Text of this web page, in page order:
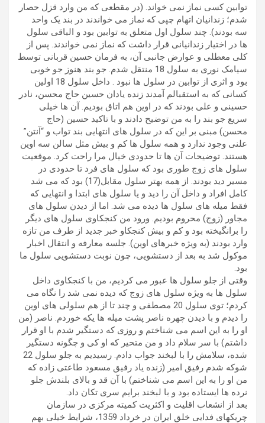
توابین کسی نماز نمی خواند. (در مقطعی که من وارد قزل حصار
شدم؛ زندانیان اتهام چپی که نماز می خواندند در بند یک واحد
سه بودند). چند سلول اول متعلق به توابین بود و الباقی سلول
ها در اختیار زندانیانی قرار داشت که نماز نمی خواندند. پس از
کلی معطلی و عوارض جانبی آن، به فرمان حسین قربانی توسط
سیامک نوری به سلول 18 منتقل شدم. جو بند هنوز جو خوبی
بود و اثری از توابین در سلول ها نبود . داخل سلول 18 اولین
کسانی که به استقبالم آمدند زنده یادان حسین حاج محسن، نادر
حسینی و علی بودند که در اوین هم اتاق بودیم. آن ها خیلی
سریع جو بند را به من توضیح دادند و با تاکید حسین (حاج
محسن) مبنی بر این که در سلول های انتهایی بند تواب و “آنتن”
علنی وجود ندارد و همه سلول ها کم و بیش مثل سالن سه اوین
هستند. توضیحات آن ها تا حدودی خیال مرا راحت کرد. موقعیت
سلول های زوج طوری بود که سلول های فرد تا حدودی در
مسیر دید بودند. از همه بهتر سلول مقابل(17) بود که می شد
کامل افراد و داخل آن را دید و یا سلول های ابتدا و انتهایی که
فقط میله های سلول ها دیده می شد. اما از دیدن سلول های
مجاور (زوج) محروم بودیم. ورود من کنجکاوی سلول های دیگر
را برانگیخته بود و کم و بیش کنجکاو خبر جدید از طرف من تازه
وارد بودند (به ویژه خبرهای اوین). جلسه معارفه و انتقال اخبار
موکول شد به بعد از دستشویی، چون نوبت دستشویی سلول ما
بود.
وقتی از جلو سلول ها عبور می کردیم، من با کنجکاوی داخل
سلول ها به ویژه سلول های زوج که دیده نمی شد را نگاه می
کردم؛ توی سلول 20 مصطفی و چند تا از هم سلولی های اوین
را دیدم و با دیدن چهره ناصر پشت میله ها یکه خوردم. ناصر (من
او را به این اسم می شناختم و روزی که دستگیر شدم با او قرار
داشتم) با سر سلام داد و من متحیر که او کی و چگونه دستگیر
شده، سلامش را با لبخند جواب دادم. رسیدیم به جلو سلول 22
شوکه شدم رفیق امیر (زنده یاد رفیق مسعود طاعتی زاده که
من او را به این اسم می شناختم) با آن قد و بالای بلندش جلو
نرده ها ایستاده بود و با لبخند برایم سری تکان داد.
بعد از انشعاب اقلیت و اکثریت کمیته مرکزی در سازمان
چریکهای فدایی خلق ایران در خرداد 1359، شرایط خیلی بهم